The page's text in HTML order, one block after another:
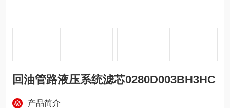
回油管路液压系统滤芯0280D003BH3HC
产品简介